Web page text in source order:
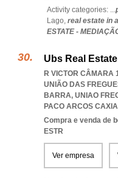
Activity categories: ...
Lago, real estate in
ESTATE -
Ubs Real
R VICTOR CÂMARA
UNIÃO DAS
BARRA, UNIAO
PACO ARCOS
Compra e venda de
ESTR
Ver empresa